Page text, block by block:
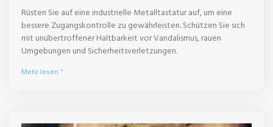
Rüsten Sie auf eine industrielle Metalltastatur auf, um eine
bessere Zugangskontrolle zu gewährleisten. Schützen Sie sich
mit unübertroffener Haltbarkeit vor Vandalismus, rauen
Umgebungen und Sicherheitsverletzungen.
Mehr lesen "